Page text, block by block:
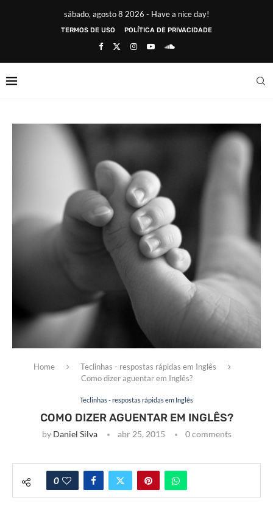
sábado, agosto 8 2026 - Have a nice day!
TERMOS DE USO POLÍTICA DE PRIVACIDADE
Home
Teclinhas - respostas rápidas em Inglês
Como dizer aguentar em Inglês?
Teclinhas - respostas rápidas em Inglês
COMO DIZER AGUENTAR EM INGLÊS?
by Daniel Silva abr 25, 2015 0 comments
0